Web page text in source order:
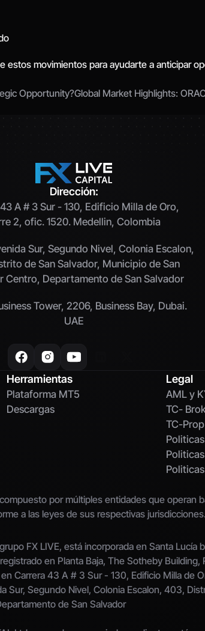
estos movimientos para ayudarte a anticipar
Opportunity?Global Market Highlights:
Dirección:
A # 3 Sur - 130, Edificio Milla de Oro,
2, ofic. 1520. Medellin, Colombia
Sur, Segundo Nivel, Colonia Escalon,
de San Salvador, Municipio de San
Centro, Departamento de San Salvador
Tower, 2206, Business Bay, Dubai.
UAE
Herramientas
Plataforma MT5
Descargas
Legal
AML y
TC-
TC-
por múltiples entidades que operan
a las leyes de sus respectivas jurisdicciones.
FX LIVE, está incorporada en Santa Lucía
en Planta Baja, The Sotheby Building,
Carrera 43 A # 3 Sur - 130, Edificio Milla de
Sur, Segundo Nivel, Colonia Escalon, 403,
de San Salvador